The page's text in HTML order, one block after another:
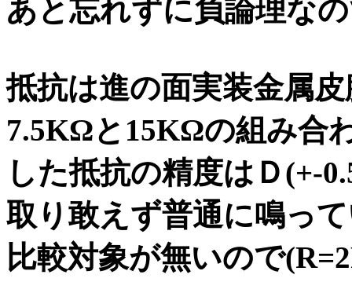
あと忘れずに負論理な
抵抗は進の面実装金属
7.5KΩと15KΩの組み合
した抵抗の精度はＤ(+-
取り敢えず普通に鳴っ
比較対象が無いので